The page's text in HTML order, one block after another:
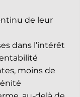
de leur
dans l’intérêt
moins de